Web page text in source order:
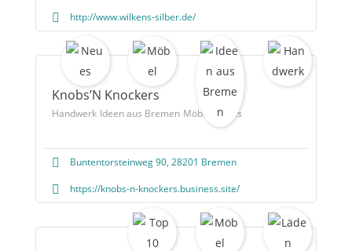
http://www.wilkens-silber.de/
Knobs’N Knockers
Handwerk Ideen aus Bremen Möbel Neues
Buntentorsteinweg 90, 28201 Bremen
https://knobs-n-knockers.business.site/